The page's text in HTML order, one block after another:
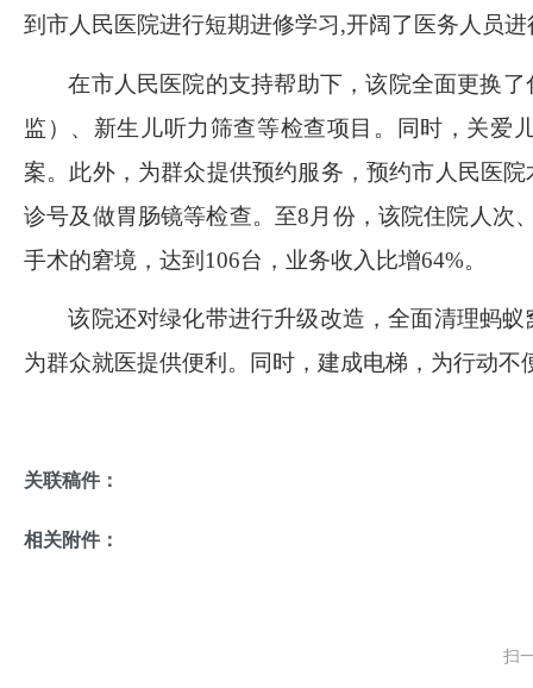
到市人民医院进行短期进修学习,开阔了医务人员
在市人民医院的支持帮助下，该院全面更换
监）、新生儿听力筛查等检查项目。同时，关爱
案。此外，为群众提供预约服务，预约市人民医
诊号及做胃肠镜等检查。至8 月份，该院住院人次
手术的窘境，达到 106台，业务收入比增64%。
该院还对绿化带进行升级改造，全面清理蚂
为群众就医提供便利。同时，建成电梯，为行动
关联稿件：
相关附件：
扫